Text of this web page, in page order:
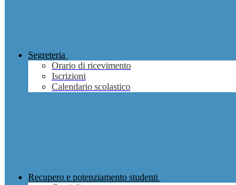
Segreteria
Orario di ricevimento
Iscrizioni
Calendario scolastico
Recupero e potenziamento studenti